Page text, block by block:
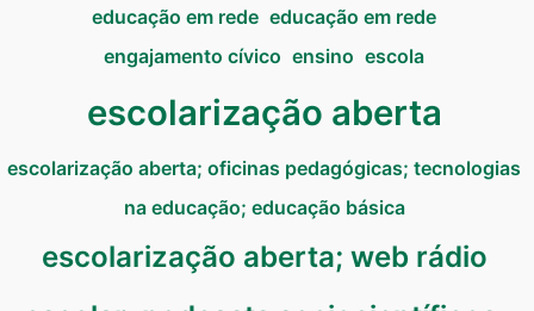
educação em rede educação em rede
engajamento cívico ensino escola
escolarização aberta
escolarização aberta; oficinas pedagógicas; tecnologias
na educação; educação básica
escolarização aberta; web rádio